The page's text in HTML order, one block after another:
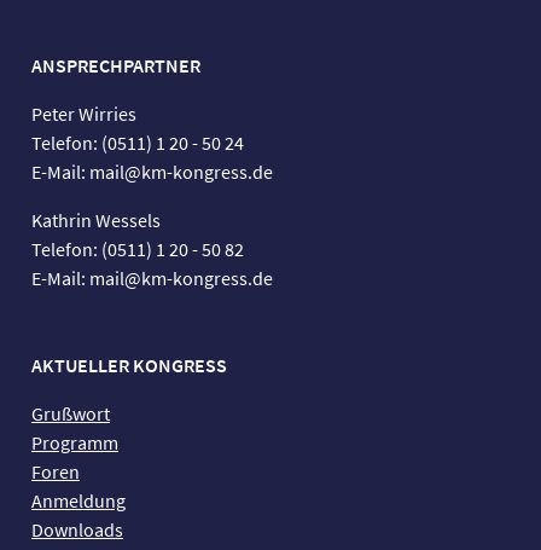
ANSPRECHPARTNER
Peter Wirries
Telefon: (0511) 1 20 - 50 24
E-Mail: mail@km-kongress.de
Kathrin Wessels
Telefon: (0511) 1 20 - 50 82
E-Mail: mail@km-kongress.de
AKTUELLER KONGRESS
Grußwort
Programm
Foren
Anmeldung
Downloads